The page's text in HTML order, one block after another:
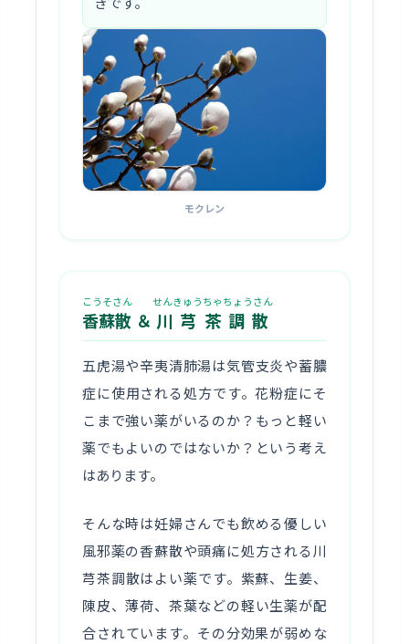
モクレン
香蘇散
こうそさん
＆ 川芎茶調散
せんきゅうちゃちょうさん
五虎湯や辛夷清肺湯は気管支炎や蓄膿
症に使用される処方です。花粉症にそ
こまで強い薬がいるのか？もっと軽い
薬でもよいのではないか？という考え
はあります。
そんな時は妊婦さんでも飲める優しい
風邪薬の香蘇散や頭痛に処方される川
芎茶調散はよい薬です。紫蘇、生姜、
陳皮、薄荷、茶葉などの軽い生薬が配
合されています。その分効果が弱めな